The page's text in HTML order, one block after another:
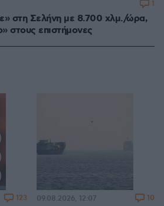
στη Σελήνη με 8.700 χλμ./ώρα,
στους επιστήμονες
1
123 09.08.2026, 12:07 10